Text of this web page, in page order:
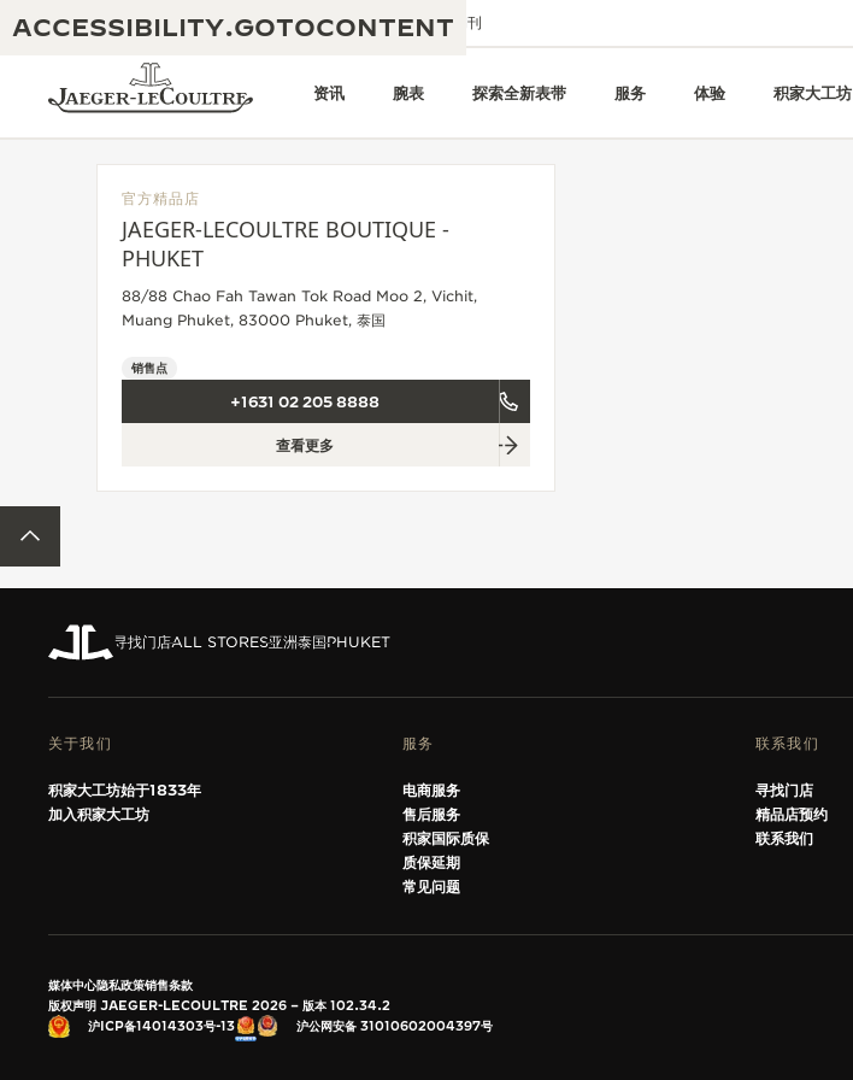
ACCESSIBILITY.GOTOCONTENT
给我们发送电子邮件 精品店 电子期刊
资讯 腕表 探索全新表带 服务 体验 积家大工坊
黄金比例水幕音乐秀
积家REVERSO 1931 CAFÉ
REVERSO翻转系列腕表主题展
190余年
非凡创意：430多项专利
匠心巧思：1400多款机芯
官方精品店
JAEGER-LECOULTRE BOUTIQUE -
PHUKET
88/88 Chao Fah Tawan Tok Road Moo 2, Vichit,
Muang Phuket, 83000 Phuket, 泰国
销售点
+1631 02 205 8888
查看更多
寻找门店ALL STORES亚洲泰国PHUKET
关于我们
积家大工坊始于1833年
加入积家大工坊
服务
电商服务
售后服务
积家国际质保
质保延期
常见问题
联系我们
寻找门店
精品店预约
联系我们
媒体中心隐私政策销售条款
版权声明 JAEGER-LECOULTRE 2026
版本 102.34.2
沪ICP备14014303号-13
沪公网安备 31010602004397号